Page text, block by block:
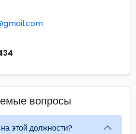
вопросы
этой должности?